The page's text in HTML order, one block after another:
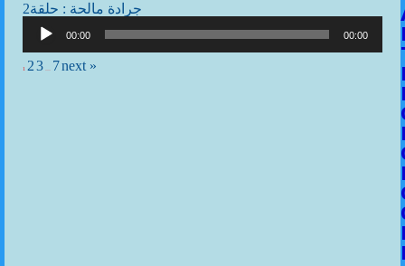
2جرادة مالحة : حلقة
00:00 00:00
1 23 7next »